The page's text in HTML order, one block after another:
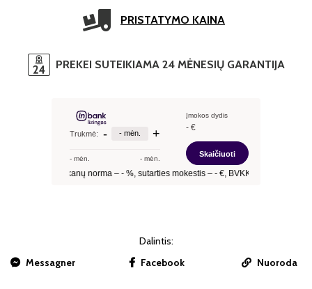
PRISTATYMO KAINA
PREKEI SUTEIKIAMA 24 MĖNESIŲ GARANTIJA
Dalintis:
Messagner
Facebook Nuoroda